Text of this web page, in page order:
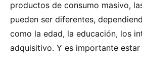
productos de consumo masivo,
pueden ser diferentes,
como la edad, la educación, los
adquisitivo. Y es importante